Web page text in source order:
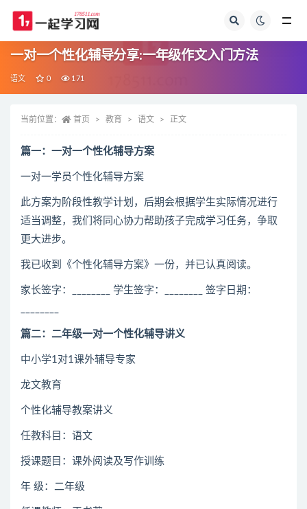
一对一个性化辅导分享:一年级作文入门方法
语文 0 171
当前位置： 首页 教育 语文 正文
篇一：一对一个性化辅导方案
一对一学员个性化辅导方案
此方案为阶段性教学计划，后期会根据学生实际情况进行
适当调整，我们将同心协力帮助孩子完成学习任务，争取
更大进步。
我已收到《个性化辅导方案》一份，并已认真阅读。
家长签字：________ 学生签字：________ 签字日期：
篇二：二年级一对一个性化辅导讲义
中小学1对1课外辅导专家
龙文教育
个性化辅导教案讲义
任教科目：语文
授课题目：课外阅读及写作训练
年 级：二年级